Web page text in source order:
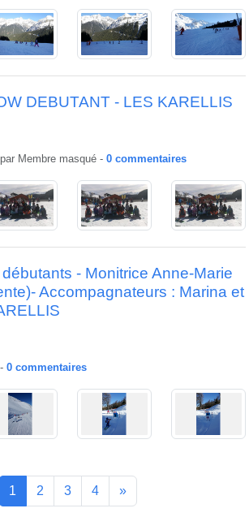
DEBUTANT - LES KARELLIS
par Membre masqué - 0 commentaires
- Monitrice Anne-Marie
Accompagnateurs : Marina et
- 0 commentaires
1 2 3 4 »